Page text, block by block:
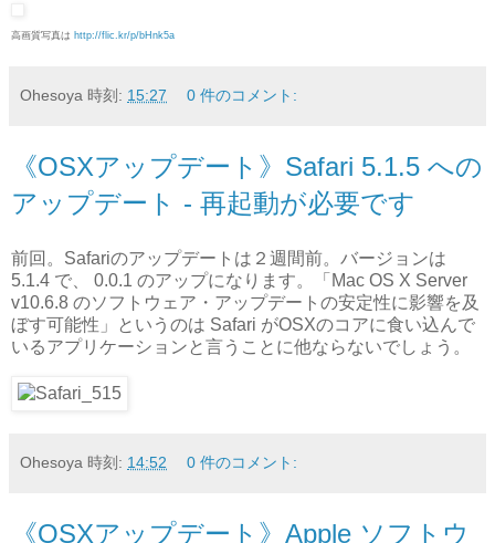
高画質写真は http://flic.kr/p/bHnk5a
Ohesoya 時刻: 15:27 0 件のコメント:
《OSXアップデート》Safari 5.1.5 への
アップデート - 再起動が必要です
前回。Safariのアップデートは２週間前。バージョンは
5.1.4 で、 0.0.1 のアップになります。「Mac OS X Server
v10.6.8 のソフトウェア・アップデートの安定性に影響を及
ぼす可能性」というのは Safari がOSXのコアに食い込んで
いるアプリケーションと言うことに他ならないでしょう。
Ohesoya 時刻: 14:52 0 件のコメント:
《OSXアップデート》Apple ソフトウ